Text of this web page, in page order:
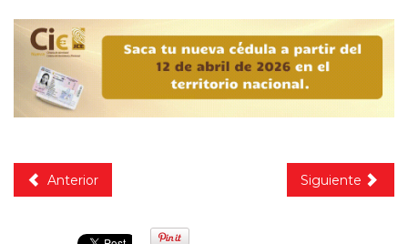
Anterior Siguiente